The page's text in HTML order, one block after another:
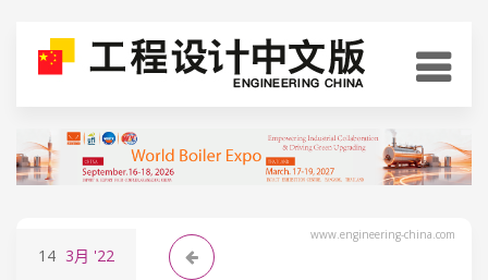
www.engineering-china.com
14 3月 '22